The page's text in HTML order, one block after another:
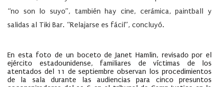
“no son lo suyo”, también hay cine, cerámica, paintball y
salidas al Tiki Bar. “Relajarse es fácil”, concluyó.
En esta foto de un boceto de Janet Hamlin, revisado por el
ejército estadounidense, familiares de víctimas de los
atentados del 11 de septiembre observan los procedimientos
de la sala durante las audiencias para cinco presuntos